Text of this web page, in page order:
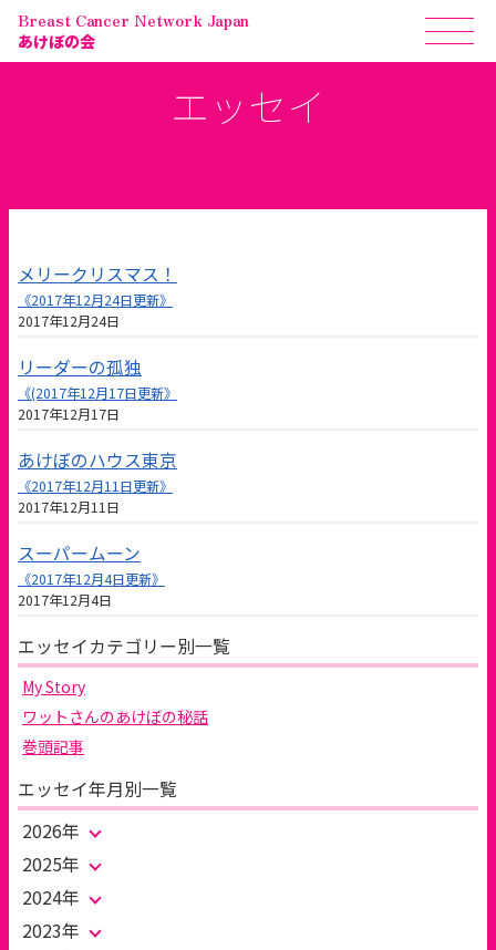
Breast Cancer Network Japan
あけぼの会
エッセイ
メリークリスマス！
《2017年12月24日更新》
2017年12月24日
リーダーの孤独
《(2017年12月17日更新》
2017年12月17日
あけぼのハウス東京
《2017年12月11日更新》
2017年12月11日
スーパームーン
《2017年12月4日更新》
2017年12月4日
エッセイカテゴリー別一覧
My Story
ワットさんのあけぼの秘話
巻頭記事
エッセイ年月別一覧
2026年
2025年
2024年
2023年